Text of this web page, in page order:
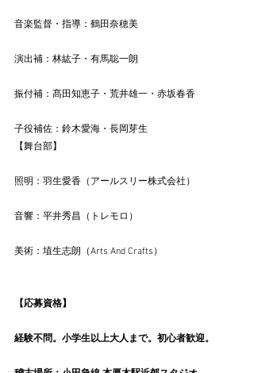
音楽監督・指導：鶴田奈穂美
演出補：林紘子・有馬聡一朗
振付補：髙田知恵子・荒井雄一・赤坂春香
子役補佐：鈴木愛海・長岡芽生
【舞台部】
照明：羽生愛香（アールスリー株式会社）
音響：平井秀昌（トレモロ）
美術：埴生志朗（Arts And Crafts）
【応募資格】
経験不問。小学生以上大人まで。初心者歓迎。